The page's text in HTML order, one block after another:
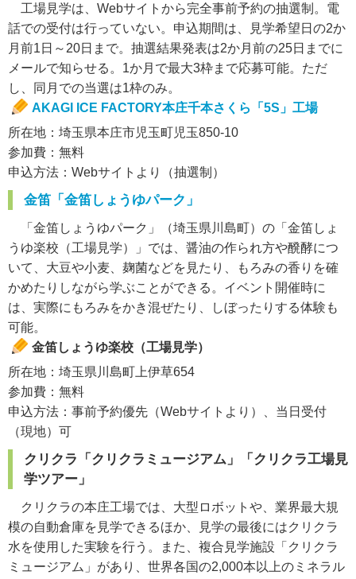
工場見学は、Webサイトから完全事前予約の抽選制。電
話での受付は行っていない。申込期間は、見学希望日の2か
月前1日～20日まで。抽選結果発表は2か月前の25日までに
メールで知らせる。1か月で最大3枠まで応募可能。ただ
し、同月での当選は1枠のみ。
AKAGI ICE FACTORY本庄千本さくら「5S」工場
所在地：埼玉県本庄市児玉町児玉850-10
参加費：無料
申込方法：Webサイトより（抽選制）
金笛「金笛しょうゆパーク」
「金笛しょうゆパーク」（埼玉県川島町）の「金笛しょ
うゆ楽校（工場見学）」では、醤油の作られ方や醗酵につ
いて、大豆や小麦、麹菌などを見たり、もろみの香りを確
かめたりしながら学ぶことができる。イベント開催時に
は、実際にもろみをかき混ぜたり、しぼったりする体験も
可能。
金笛しょうゆ楽校（工場見学）
所在地：埼玉県川島町上伊草654
参加費：無料
申込方法：事前予約優先（Webサイトより）、当日受付
（現地）可
クリクラ「クリクラミュージアム」「クリクラ工場見
学ツアー」
クリクラの本庄工場では、大型ロボットや、業界最大規
模の自動倉庫を見学できるほか、見学の最後にはクリクラ
水を使用した実験を行う。また、複合見学施設「クリクラ
ミュージアム」があり、世界各国の2,000本以上のミネラル